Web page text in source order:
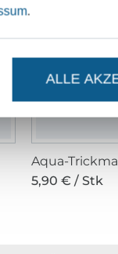
Aqua-
5,90 € / Stk
.
ALLE